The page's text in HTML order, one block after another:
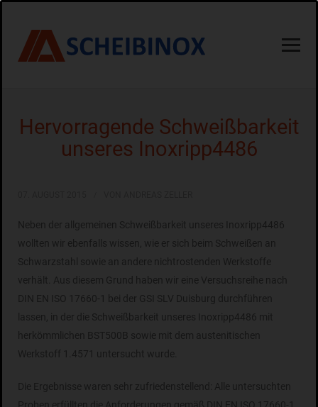
Hervorragende Schweißbarkeit
unseres Inoxripp4486
Neben der allgemeinen Schweißbarkeit unseres Inoxripp4486
wollten wir ebenfalls wissen, wie er sich beim Schweißen an
Schwarzstahl sowie an andere nichtrostenden Werkstoffe
verhält. Aus diesem Grund haben wir eine Versuchsreihe nach
DIN EN ISO 17660-1 bei der GSI SLV Duisburg durchführen
lassen, in der die Schweißbarkeit unseres Inoxripp4486 mit
herkömmlichen BST500B sowie mit dem austenitischen
Werkstoff 1.4571 untersucht wurde.
Die Ergebnisse waren sehr zufriedenstellend: Alle untersuchten